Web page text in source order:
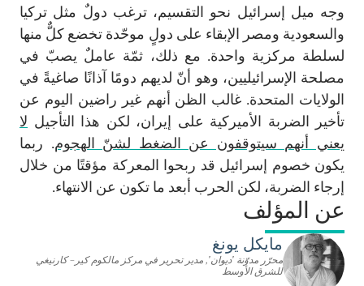
وجه ميل إسرائيل نحو التقسيم، ترغب دولٌ مثل تركيا
والسعودية ومصر الإبقاء على دولٍ موحّدة تخضع كلٌّ منها
لسلطة مركزية واحدة. مع ذلك، ثمّة عاملٌ يصبّ في
مصلحة الإسرائيليين، وهو أنّ لديهم دومًا آذانًا صاغيةً في
الولايات المتحدة. غالب الظن أنهم غير راضين اليوم عن
تأخير الضربة الأميركية على إيران، لكن هذا التأجيل لا
يعني أنهم سيتوقفون عن الضغط لشنّ الهجوم. ربما
يكون خصوم إسرائيل قد ربحوا المعركة مؤقتًا من خلال
إرجاء الضربة، لكن الحرب أبعد ما تكون عن الانتهاء.
عن المؤلف
مايكل يونغ
محرّر مدوّنة 'ديوان', مدير تحرير في مركز مالكوم كير– كارنيغي
للشرق الأوسط